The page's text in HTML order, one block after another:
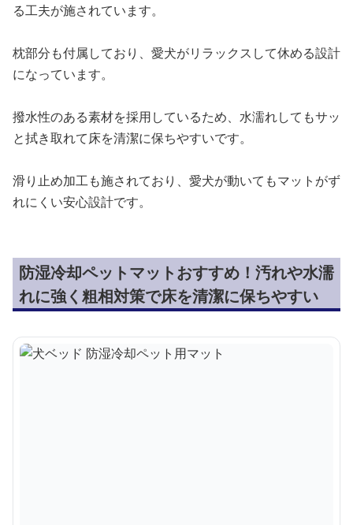
る工夫が施されています。
枕部分も付属しており、愛犬がリラックスして休める設計
になっています。
撥水性のある素材を採用しているため、水濡れしてもサッ
と拭き取れて床を清潔に保ちやすいです。
滑り止め加工も施されており、愛犬が動いてもマットがず
れにくい安心設計です。
防湿冷却ペットマットおすすめ！汚れや水濡
れに強く粗相対策で床を清潔に保ちやすい